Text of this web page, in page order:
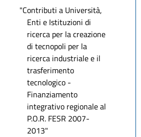
"Contributi a Università,
Enti e Istituzioni di
ricerca per la creazione
di tecnopoli per la
ricerca industriale e il
trasferimento
tecnologico -
Finanziamento
integrativo regionale al
P.O.R. FESR 2007-
2013"